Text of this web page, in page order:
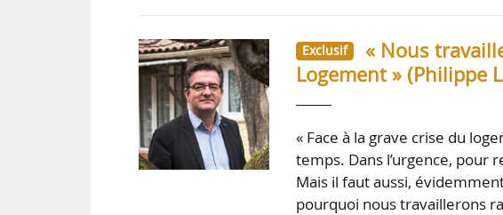
Exclusif
« Nous
Logement » (Philippe
« Face à la grave crise du
temps. Dans l’urgence, pour
Mais il faut aussi,
pourquoi nous travaillerons